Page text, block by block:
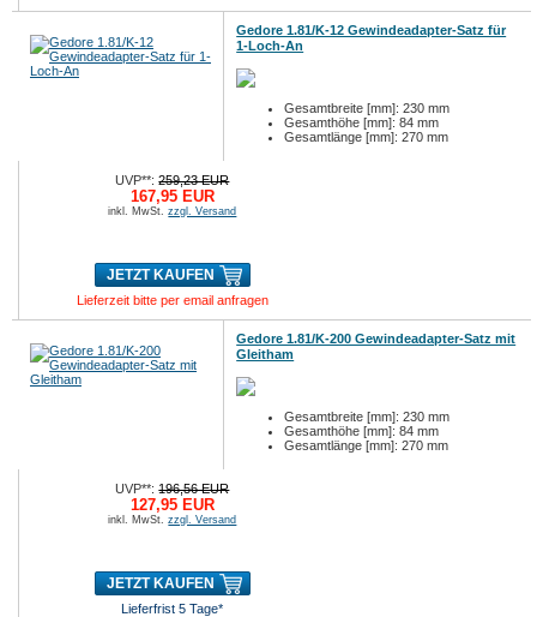
Gedore 1.81/K-12 Gewindeadapter-Satz für
1-Loch-An
Gesamtbreite [mm]: 230 mm
Gesamthöhe [mm]: 84 mm
Gesamtlänge [mm]: 270 mm
UVP**:259,23 EUR
167,95 EUR
inkl. MwSt.zzgl. Versand
JETZT KAUFEN
Lieferzeit bitte per email anfragen
Gedore 1.81/K-200 Gewindeadapter-Satz mit
Gleitham
Gesamtbreite [mm]: 230 mm
Gesamthöhe [mm]: 84 mm
Gesamtlänge [mm]: 270 mm
UVP**:196,56 EUR
127,95 EUR
inkl. MwSt.zzgl. Versand
JETZT KAUFEN
Lieferfrist 5 Tage*